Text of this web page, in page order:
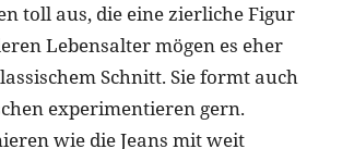
toll aus, die eine zierliche Figur
Lebensalter mögen es eher
Schnitt. Sie formt auch
experimentieren gern.
wie die Jeans mit weit